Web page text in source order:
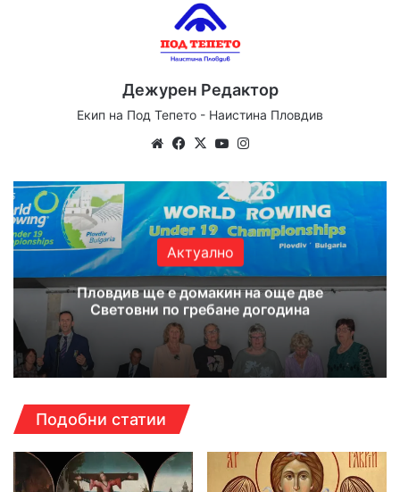
Дежурен Редактор
Екип на Под Тепето - Наистина Пловдив
We
te
Fa
bo
ok
X
Yo
ub
e
ra
m
Актуално
Пловдив ще е домакин на още две
Световни по гребане догодина
Подобни статии